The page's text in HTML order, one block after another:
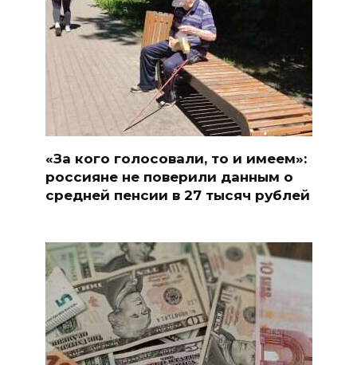
«За кого голосовали, то и имеем»:
россияне не поверили данным о
средней пенсии в 27 тысяч рублей